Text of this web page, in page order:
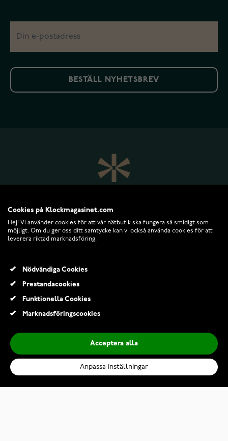
BESTÄLL NYHETSBREV
KLOCKMAGASINET.COM
KUNDTJÄNST
RETURER OCH VILLKOR
Cookies på Klockmagasinet.com
Hej! Vi använder cookies för att vår nätbutik ska fungera så smidigt som
möjligt. Om du ger oss ditt samtycke kan vi också använda cookies för att
leverera riktad marknadsföring.
Nödvändiga Cookies
Prestandacookies
Funktionella Cookies
Marknadsföringscookies
Acceptera alla
Anpassa inställningar